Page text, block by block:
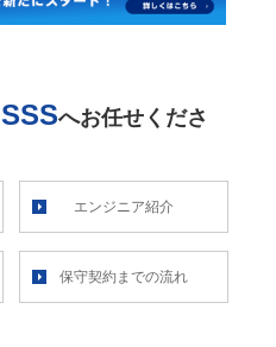
SSSへお任せくださ
エンジニア紹介
保守契約までの流れ